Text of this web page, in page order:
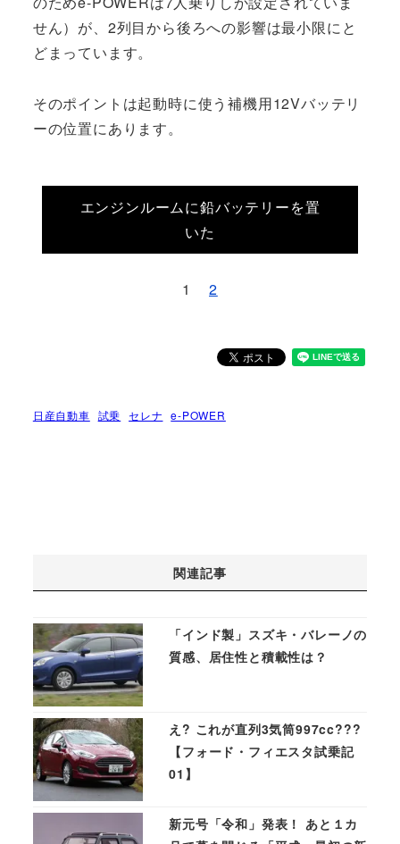
せん）が、2列目から後ろへの影響は最小限にと
どまっています。
そのポイントは起動時に使う補機用12Vバッテリ
ーの位置にあります。
エンジンルームに鉛バッテリーを置
いた
1 2
日産自動車 試乗 セレナ e-POWER
関連記事
「インド製」スズキ・バレーノの
質感、居住性と積載性は？
え? これが直列3気筒997cc???
【フォード・フィエスタ試乗記
01】
新元号「令和」発表！ あと１カ